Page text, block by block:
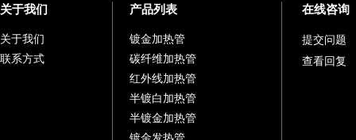
关于我们
关于我们
联系方式
产品列表
镀金加热管
碳纤维加热管
红外线加热管
半镀白加热管
半镀金加热管
在线咨询
提交问题
查看回复